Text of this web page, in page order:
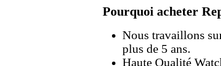
Pourquoi acheter
Nous travaillons
plus de 5 ans.
Haute Qualité